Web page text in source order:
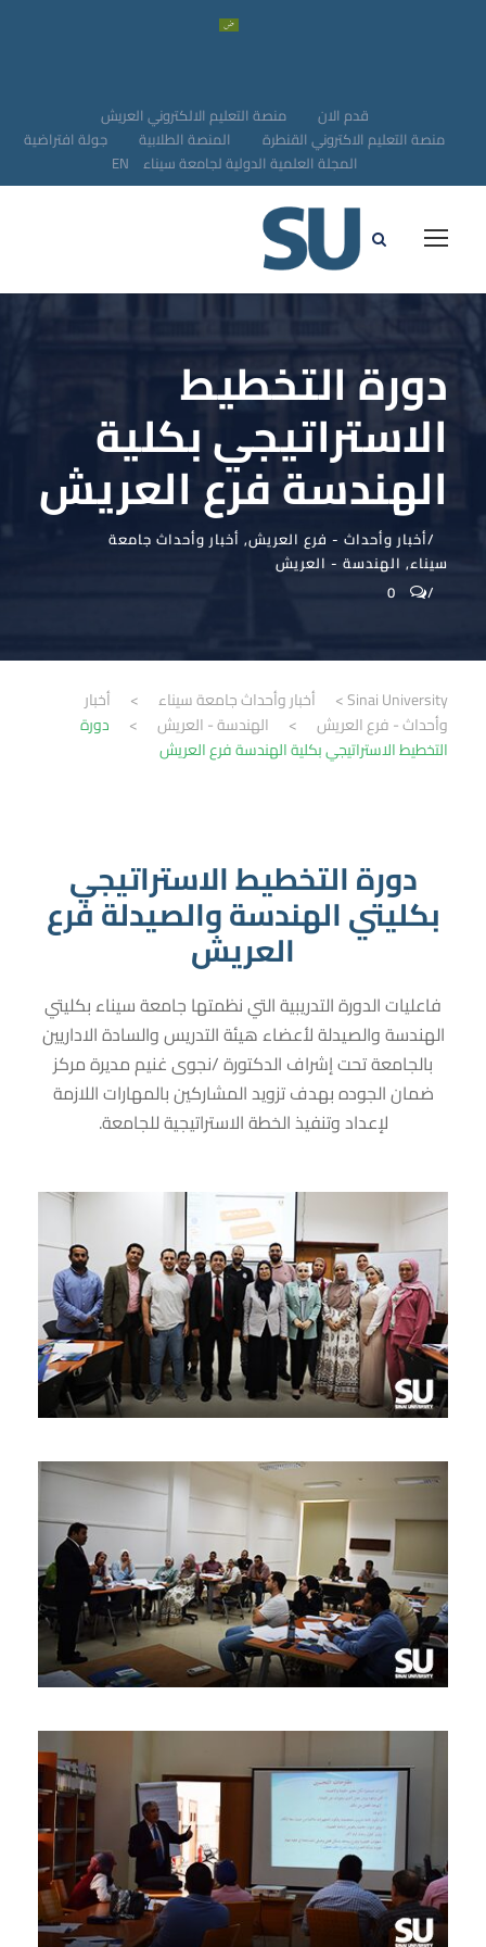
قدم الان
منصة التعليم الالكتروني العريش
منصة التعليم الاكتروني القنطرة
المنصة الطلابية
جولة افتراضية
المجلة العلمية الدولية لجامعة سيناء EN
دورة التخطيط
الاستراتيجي بكلية
الهندسة فرع العريش
أخبار وأحداث - فرع العريش, أخبار وأحداث جامعة
سيناء, الهندسة - العريش
0
Sinai University
> أخبار وأحداث جامعة سيناء >
أخبار
وأحداث - فرع العريش
> الهندسة - العريش >
دورة
التخطيط الاستراتيجي بكلية الهندسة فرع العريش
دورة التخطيط الاستراتيجي
بكليتي الهندسة والصيدلة فرع
العريش
فاعليات الدورة التدريبية التي نظمتها جامعة سيناء بكليتي
الهندسة والصيدلة لأعضاء هيئة التدريس والسادة الاداريين
بالجامعة تحت إشراف الدكتورة /نجوى غنيم مديرة مركز
ضمان الجوده بهدف تزويد المشاركين بالمهارات اللازمة
لإعداد وتنفيذ الخطة الاستراتيجية للجامعة.